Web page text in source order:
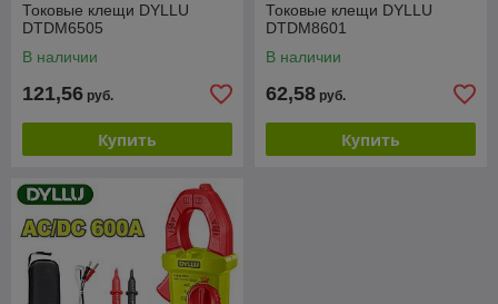
Токовые клещи DYLLU
DTDM6505
В наличии
121,56 руб.
Купить
Токовые клещи DYLLU
DTDM8601
В наличии
62,58 руб.
Купить